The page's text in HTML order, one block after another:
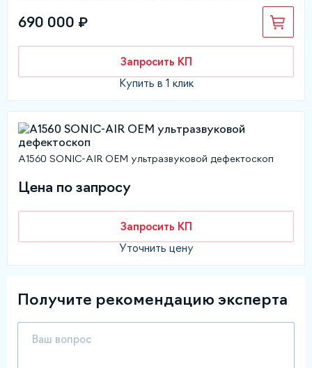
690 000 ₽
Запросить КП
Купить в 1 клик
A1560 SONIC-AIR OEM ультразвуковой дефектоскоп
Цена по запросу
Запросить КП
Уточнить цену
Получите рекомендацию эксперта